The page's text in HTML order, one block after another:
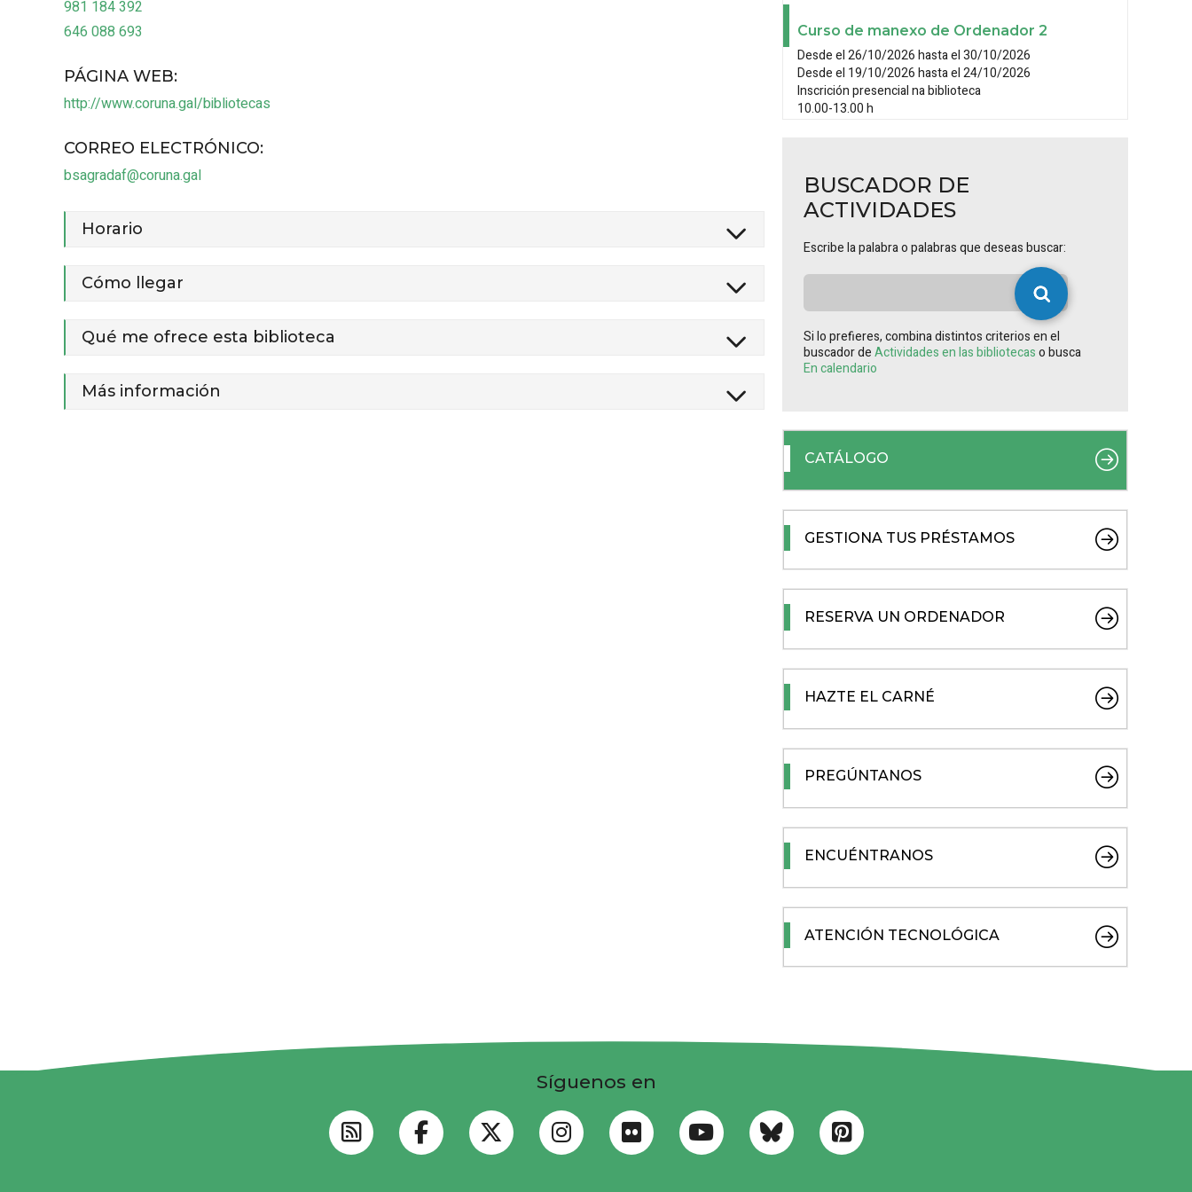
981 184 392
646 088 693
PÁGINA WEB:
http://www.coruna.gal/bibliotecas
CORREO ELECTRÓNICO:
bsagradaf@coruna.gal
Horario
Cómo llegar
Qué me ofrece esta biblioteca
Más información
Curso de manexo de Ordenador 2
Desde el 26/10/2026 hasta el 30/10/2026
Desde el 19/10/2026 hasta el 24/10/2026
Inscrición presencial na biblioteca
10.00-13.00 h
BUSCADOR DE
ACTIVIDADES
Escribe la palabra o palabras que deseas buscar:
Si lo prefieres, combina distintos criterios en el
buscador deActividades en las bibliotecaso busca
En calendario
CATÁLOGO
GESTIONA TUS PRÉSTAMOS
RESERVA UN ORDENADOR
HAZTE EL CARNÉ
PREGÚNTANOS
ENCUÉNTRANOS
ATENCIÓN TECNOLÓGICA
Síguenos en